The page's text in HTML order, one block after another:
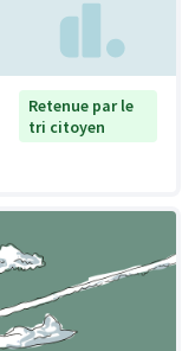
Retenue par le
tri citoyen